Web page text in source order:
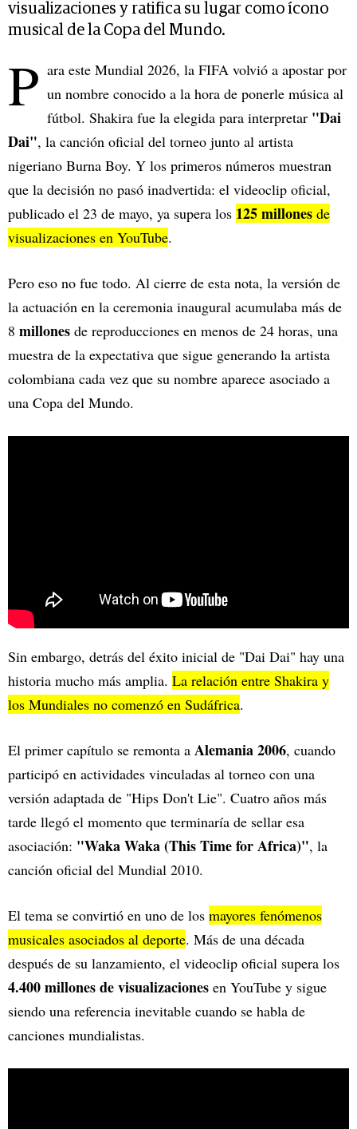
visualizaciones y ratifica su lugar como ícono
musical de la Copa del Mundo.
P ara este Mundial 2026, la FIFA volvió a apostar por
un nombre conocido a la hora de ponerle música al
fútbol. Shakira fue la elegida para interpretar "Dai
Dai", la canción oficial del torneo junto al artista
nigeriano Burna Boy. Y los primeros números muestran
que la decisión no pasó inadvertida: el videoclip oficial,
publicado el 23 de mayo, ya supera los 125 millones de
visualizaciones en YouTube.
Pero eso no fue todo. Al cierre de esta nota, la versión de
la actuación en la ceremonia inaugural acumulaba más de
8 millones de reproducciones en menos de 24 horas, una
muestra de la expectativa que sigue generando la artista
colombiana cada vez que su nombre aparece asociado a
una Copa del Mundo.
Sin embargo, detrás del éxito inicial de "Dai Dai" hay una
historia mucho más amplia. La relación entre Shakira y
los Mundiales no comenzó en Sudáfrica.
El primer capítulo se remonta a Alemania 2006, cuando
participó en actividades vinculadas al torneo con una
versión adaptada de "Hips Don't Lie". Cuatro años más
tarde llegó el momento que terminaría de sellar esa
asociación: "Waka Waka (This Time for Africa)", la
canción oficial del Mundial 2010.
El tema se convirtió en uno de los mayores fenómenos
musicales asociados al deporte. Más de una década
después de su lanzamiento, el videoclip oficial supera los
4.400 millones de visualizaciones en YouTube y sigue
siendo una referencia inevitable cuando se habla de
canciones mundialistas.